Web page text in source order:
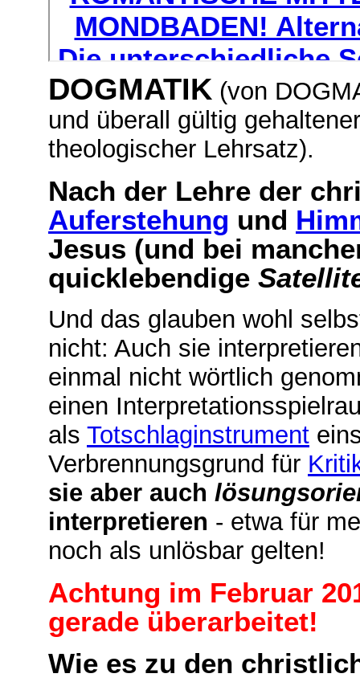
DOGMATIK (von
und überall gültig
theologischer Lehrsatz).
Nach der Lehre der
Auferstehung und
Jesus (und bei
quicklebendige
Und das glauben wohl
nicht: Auch sie
einmal nicht wörtlich
einen
als Totschlaginstrument
Verbrennungsgrund für
sie aber auch
interpretieren - etwa für
noch als unlösbar gelten!
Achtung im Februar
gerade überarbeitet!
Wie es zu den